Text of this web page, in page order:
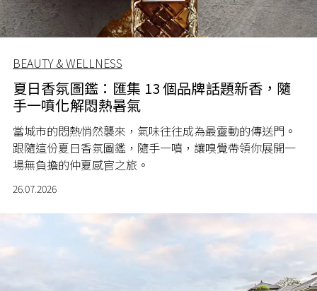
BEAUTY & WELLNESS
夏日香氛圖鑑：匯集 13 個品牌話題新香，隨
手一噴化解悶熱暑氣
當城市的悶熱悄然襲來，氣味往往成為最靈動的傳送門。
跟隨這份夏日香氛圖鑑，隨手一噴，讓嗅覺帶領你展開一
場無負擔的仲夏感官之旅。
26.07.2026